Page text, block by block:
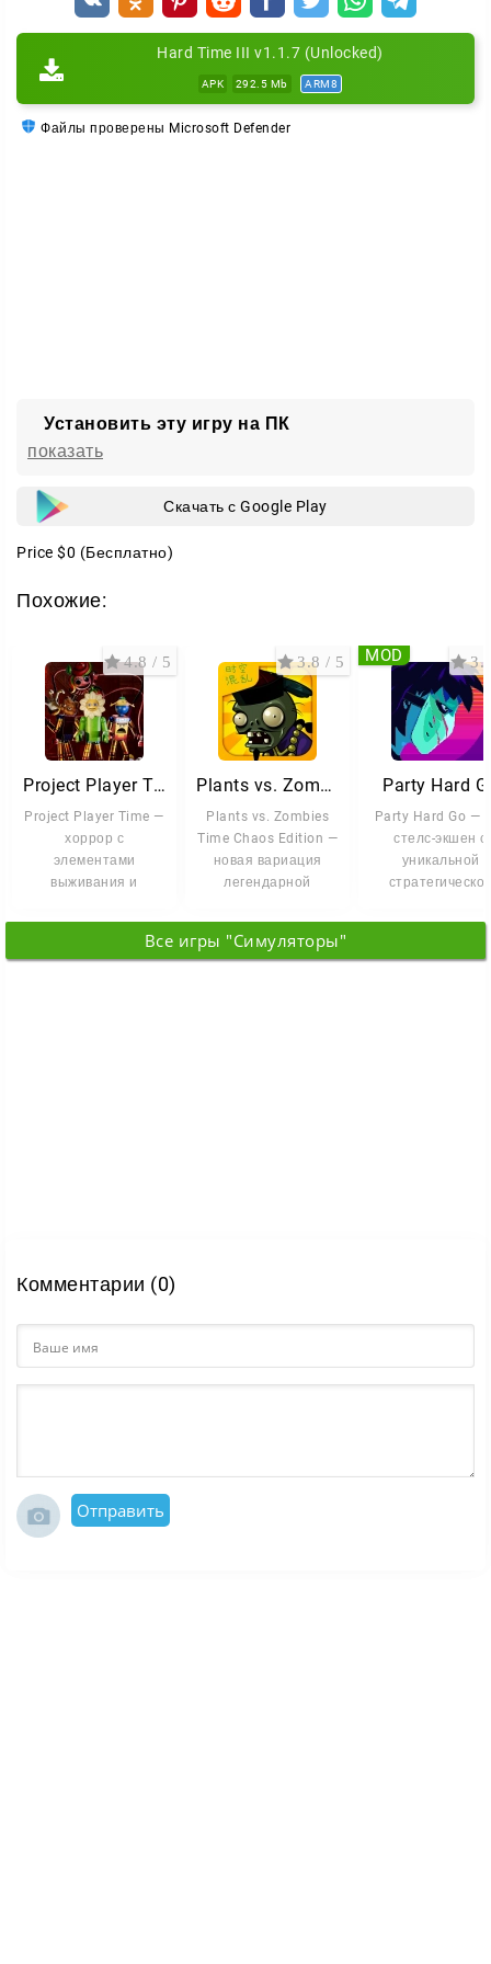
имеет цену, а решения в игре по-настоящему
влияют на ход событий.Hard Time III v1.1.7 (Unlocked)
APK 292.5 Mb ARM8
Файлы проверены Microsoft Defender
Установить эту игру на ПК
показать
Скачать с Google Play
Price $0 (Бесплатно)
Похожие:
Project Player Time
Project Player Time —
хоррор с
элементами
выживания и
забрасывает вас на
4.8 / 5
Plants vs. Zombies Time Chaos edition
Plants vs. Zombies
Time Chaos Edition —
новая вариация
легендарной
забросит вас
3.8 / 5
Party Hard
Party Hard Go —
стелс-экшен с
уникальной
задача —
MOD
Все игры "Симуляторы"
Комментарии (0)
Отправить